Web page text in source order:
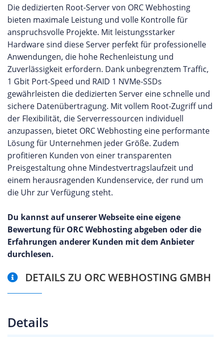
Die dedizierten Root-Server von ORC Webhosting
bieten maximale Leistung und volle Kontrolle für
anspruchsvolle Projekte. Mit leistungsstarker
Hardware sind diese Server perfekt für professionelle
Anwendungen, die hohe Rechenleistung und
Zuverlässigkeit erfordern. Dank unbegrenztem Traffic,
1 Gbit Port-Speed und RAID 1 NVMe-SSDs
gewährleisten die dedizierten Server eine schnelle und
sichere Datenübertragung. Mit vollem Root-Zugriff und
der Flexibilität, die Serverressourcen individuell
anzupassen, bietet ORC Webhosting eine performante
Lösung für Unternehmen jeder Größe. Zudem
profitieren Kunden von einer transparenten
Preisgestaltung ohne Mindestvertragslaufzeit und
einem herausragenden Kundenservice, der rund um
die Uhr zur Verfügung steht.
Du kannst auf unserer Webseite eine eigene
Bewertung für ORC Webhosting abgeben oder die
Erfahrungen anderer Kunden mit dem Anbieter
durchlesen.
DETAILS ZU ORC WEBHOSTING GMBH
Details